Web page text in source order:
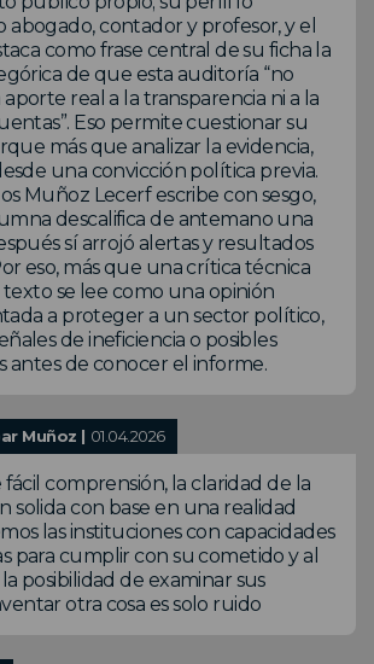
abogado, contador y profesor, y el
como frase central de su ficha la
de que esta auditoría “no
real a la transparencia ni a la
Eso permite cuestionar su
más que analizar la evidencia,
una convicción política previa.
Muñoz Lecerf escribe con sesgo,
descalifica de antemano una
sí arrojó alertas y resultados
eso, más que una crítica técnica
texto se lee como una opinión
a proteger a un sector político,
de ineficiencia o posibles
antes de conocer el informe.
Muñoz | 01.04.2026
comprensión, la claridad de la
solida con base en una realidad
las instituciones con capacidades
para cumplir con su cometido y al
posibilidad de examinar sus
otra cosa es solo ruido